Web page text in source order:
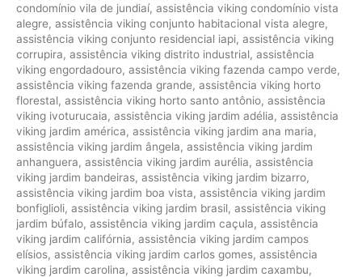
condomínio vila de jundiaí, assistência viking condomínio vista
alegre, assistência viking conjunto habitacional vista alegre,
assistência viking conjunto residencial iapi, assistência viking
corrupira, assistência viking distrito industrial, assistência
viking engordadouro, assistência viking fazenda campo verde,
assistência viking fazenda grande, assistência viking horto
florestal, assistência viking horto santo antônio, assistência
viking ivoturucaia, assistência viking jardim adélia, assistência
viking jardim américa, assistência viking jardim ana maria,
assistência viking jardim ângela, assistência viking jardim
anhanguera, assistência viking jardim aurélia, assistência
viking jardim bandeiras, assistência viking jardim bizarro,
assistência viking jardim boa vista, assistência viking jardim
bonfiglioli, assistência viking jardim brasil, assistência viking
jardim búfalo, assistência viking jardim caçula, assistência
viking jardim califórnia, assistência viking jardim campos
elísios, assistência viking jardim carlos gomes, assistência
viking jardim carolina, assistência viking jardim caxambu,